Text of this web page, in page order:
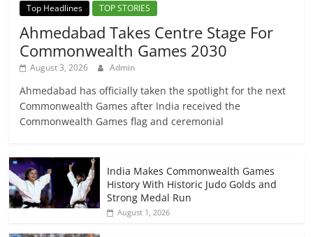
Top Headlines
TOP STORIES
Ahmedabad Takes Centre Stage For
Commonwealth Games 2030
August 3, 2026 Admin
Ahmedabad has officially taken the spotlight for the next
Commonwealth Games after India received the
Commonwealth Games flag and ceremonial
India Makes Commonwealth Games
History With Historic Judo Golds and
Strong Medal Run
August 1, 2026